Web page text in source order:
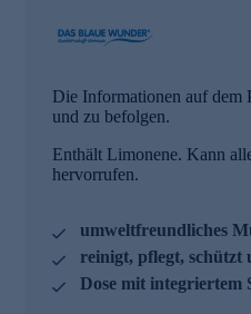
Die Informationen auf dem
und zu befolgen.
Enthält Limonene. Kann
hervorrufen.
umweltfreundliches
reinigt, pflegt, schützt
Dose mit integriertem